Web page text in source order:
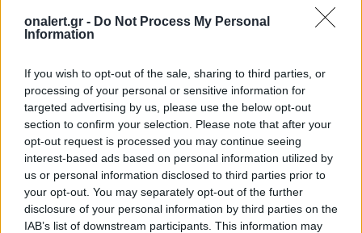
onalert.gr - Do Not Process My Personal
Information
If you wish to opt-out of the sale, sharing to third parties, or
processing of your personal or sensitive information for
targeted advertising by us, please use the below opt-out
section to confirm your selection. Please note that after your
opt-out request is processed you may continue seeing
interest-based ads based on personal information utilized by
us or personal information disclosed to third parties prior to
your opt-out. You may separately opt-out of the further
disclosure of your personal information by third parties on the
IAB’s list of downstream participants. This information may
Ουκρανία: Δύο νεκροί και έξι
τραυματίες από πλήγματα της Ρωσίας
στο Ντιπροπετρόφσκ
Επίσης, η Μόσχα έπληξε στη Μαύρη Θάλασσα
άλλα δύο φορτηγά πλοία τα οποία
χρησιμοποιούνταν «προς όφελος του
ουκρανικού στρατού»
7 ΑΥΓ. 2026, 21:57